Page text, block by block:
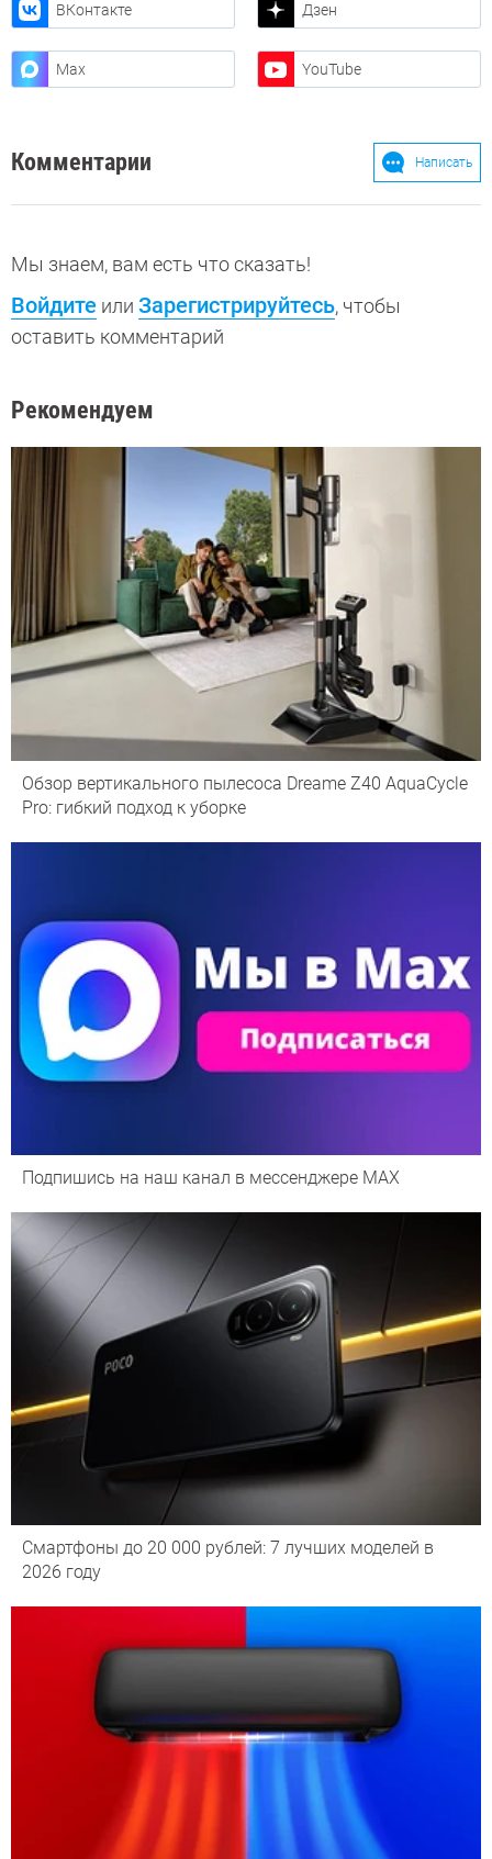
ВКонтакте Дзен
Max YouTube
Комментарии Написать
Мы знаем, вам есть что сказать!
Войдите или Зарегистрируйтесь, чтобы
оставить комментарий
Рекомендуем
Обзор вертикального пылесоса Dreame Z40 AquaCycle
Pro: гибкий подход к уборке
Подпишись на наш канал в мессенджере МАХ
Смартфоны до 20 000 рублей: 7 лучших моделей в
2026 году